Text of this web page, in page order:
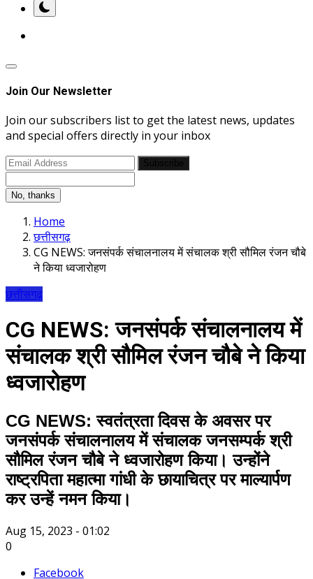
Join Our Newsletter
Join our subscribers list to get the latest news, updates
and special offers directly in your inbox
No, thanks
Home
छत्तीसगढ़
CG NEWS: जनसंपर्क संचालनालय में संचालक श्री सौमिल रंजन चौबे
ने किया ध्वजारोहण
छत्तीसगढ़
CG NEWS: जनसंपर्क संचालनालय में
संचालक श्री सौमिल रंजन चौबे ने किया
ध्वजारोहण
CG NEWS: स्वतंत्रता दिवस के अवसर पर
जनसंपर्क संचालनालय में संचालक जनसम्पर्क श्री
सौमिल रंजन चौबे ने ध्वजारोहण किया। उन्होंने
राष्ट्रपिता महात्मा गांधी के छायाचित्र पर माल्यार्पण
कर उन्हें नमन किया।
Aug 15, 2023 - 01:02
0
Facebook